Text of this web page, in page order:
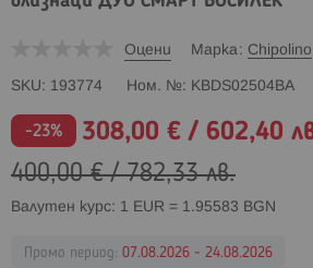
Оцени Марка Chipolino
SKU 193774 Ном. № KBDS02504BA
-23%
Промо
308,00 € / 602,40
400,00 €/782,33 лв.
Валутен курс: 1 EUR = 1.95583 BGN
Промо период: 07.08.2026 - 24.08.2026